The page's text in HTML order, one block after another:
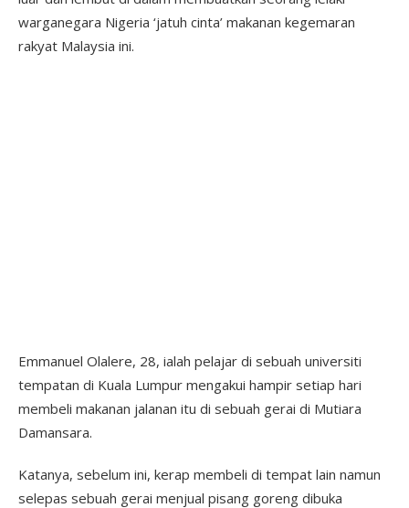
warganegara Nigeria ‘jatuh cinta’ makanan kegemaran
rakyat Malaysia ini.
Emmanuel Olalere, 28, ialah pelajar di sebuah universiti
tempatan di Kuala Lumpur mengakui hampir setiap hari
membeli makanan jalanan itu di sebuah gerai di Mutiara
Damansara.
Katanya, sebelum ini, kerap membeli di tempat lain namun
selepas sebuah gerai menjual pisang goreng dibuka